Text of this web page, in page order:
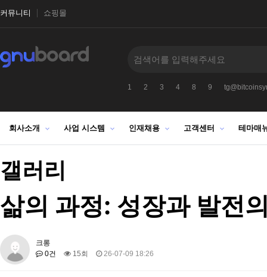
커뮤니티 쇼핑몰
1 2 3 4 8 9
회사소개 사업 시스템 인재채용 고객센터 테마매
갤러리
삶의 과정: 성장과 발전
크롱
0건
15회 26-07-09 18:26